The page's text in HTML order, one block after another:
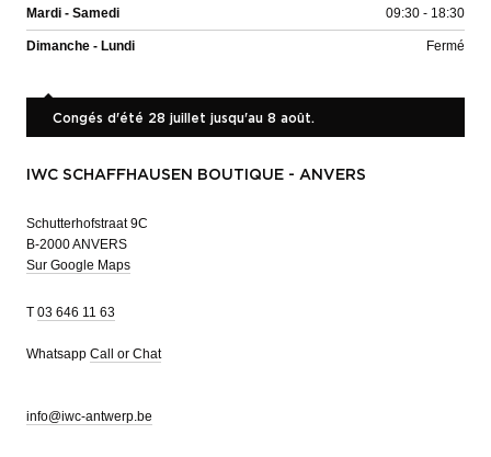
Mardi - Samedi 09:30 - 18:30
Dimanche - Lundi Fermé
Congés d'été 28 juillet jusqu'au 8 août.
IWC SCHAFFHAUSEN BOUTIQUE - ANVERS
Schutterhofstraat 9C
B-2000 ANVERS
Sur Google Maps
T 03 646 11 63
Whatsapp Call or Chat
info@iwc-antwerp.be